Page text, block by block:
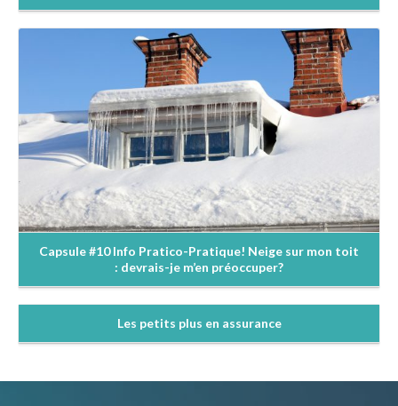
En savoir +
Capsule #10 Info Pratico-Pratique! Neige sur mon toit
: devrais-je m’en préoccuper?
Les petits plus en assurance